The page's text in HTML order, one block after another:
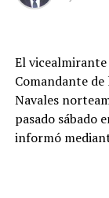
El
Comandante de
Navales
pasado sábado
informó